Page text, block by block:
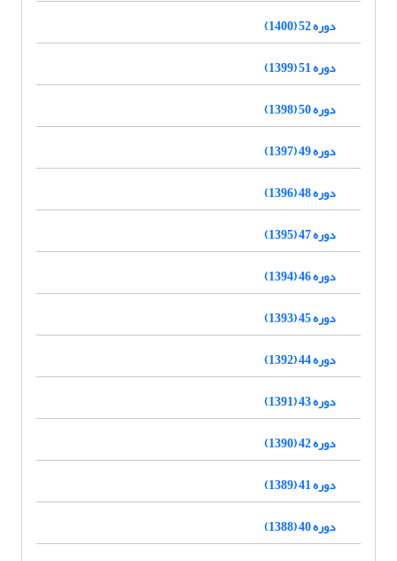
دوره 52 (1400)
دوره 51 (1399)
دوره 50 (1398)
دوره 49 (1397)
دوره 48 (1396)
دوره 47 (1395)
دوره 46 (1394)
دوره 45 (1393)
دوره 44 (1392)
دوره 43 (1391)
دوره 42 (1390)
دوره 41 (1389)
دوره 40 (1388)